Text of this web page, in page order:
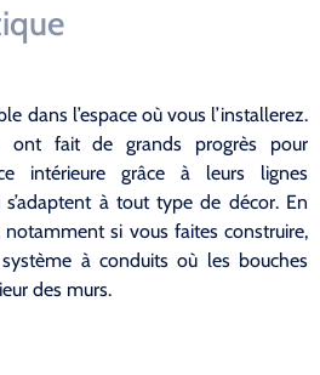
dans l’espace où vous l’installerez.
ont fait de grands progrès pour
intérieure grâce à leurs lignes
à tout type de décor. En
si vous faites construire,
à conduits où les bouches
des murs.